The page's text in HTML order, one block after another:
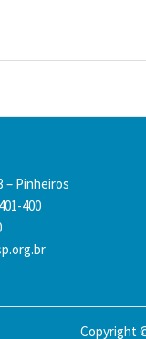
– Pinheiros
400
Copyright